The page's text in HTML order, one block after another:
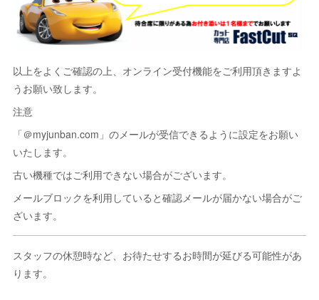
以上をよくご確認の上、オンライン受付機能をご利用頂きますよ
うお願い致します。
注意
「＠myjunban.com」のメールが受信できるように設定をお願い
いたします。
古い機種ではご利用できない場合がございます。
メールブロックを利用していると確認メールが届かない場合がご
ざいます。
スタッフの休憩時など、お待たせするお時間が延びる可能性があ
ります。